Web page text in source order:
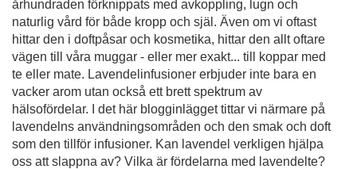
århundraden förknippats med avkoppling, lugn och
naturlig vård för både kropp och själ. Även om vi oftast
hittar den i doftpåsar och kosmetika, hittar den allt oftare
vägen till våra muggar - eller mer exakt... till koppar med
te eller mate. Lavendelinfusioner erbjuder inte bara en
vacker arom utan också ett brett spektrum av
hälsofördelar. I det här blogginlägget tittar vi närmare på
lavendelns användningsområden och den smak och doft
som den tillför infusioner. Kan lavendel verkligen hjälpa
oss att slappna av? Vilka är fördelarna med lavendelte?